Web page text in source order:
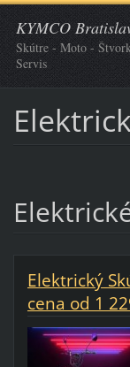
KYMCO
Skútre - Moto -
Servis
Elektrický
cena od 1